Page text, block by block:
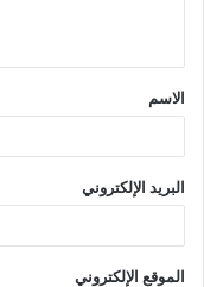
ق
*
الاسم
البريد الإلكتروني
الموقع الإلكتروني